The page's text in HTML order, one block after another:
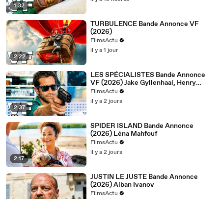
1:32
2:22
TURBULENCE Bande Annonce VF
(2026)
FilmsActu
il y a 1 jour
2:37
LES SPÉCIALISTES Bande Annonce
VF (2026) Jake Gyllenhaal, Henry
Cavill
FilmsActu
il y a 2 jours
2:17
SPIDER ISLAND Bande Annonce
(2026) Léna Mahfouf
FilmsActu
il y a 2 jours
JUSTIN LE JUSTE Bande Annonce
(2026) Alban Ivanov
FilmsActu